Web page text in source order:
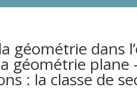
géométrie dans
géométrie
: la classe de